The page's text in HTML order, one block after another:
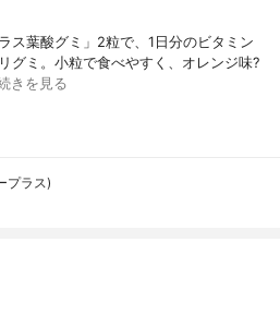
ス葉酸グミ」2粒で、1日分のビタミン
グミ。小粒で食べやすく、オレンジ味?
きを見る
プラス)